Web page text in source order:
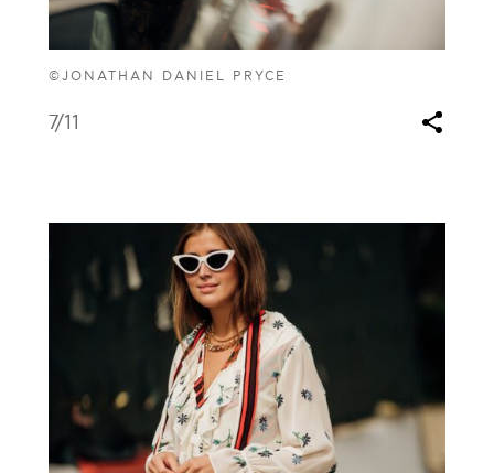
©JONATHAN DANIEL PRYCE
7/11